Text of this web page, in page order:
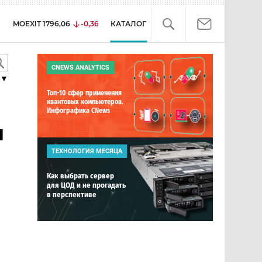
MOEXIT 1796,06 -0,36 КАТАЛОГ
▼
CNEWS ANALYTICS
Топ-10 сфер применения
квантовых компьютеров.
Инфографика CNews
ТЕХНОЛОГИЯ МЕСЯЦА
Как выбрать сервер
для ЦОД и не прогадать
в перспективе